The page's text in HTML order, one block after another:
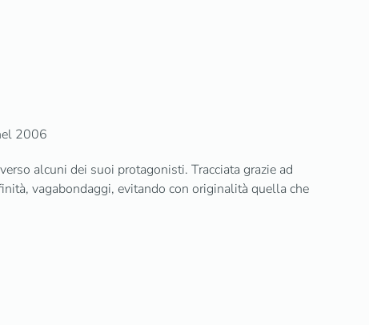
2006
alcuni dei suoi protagonisti. Tracciata grazie ad
vagabondaggi, evitando con originalità quella che